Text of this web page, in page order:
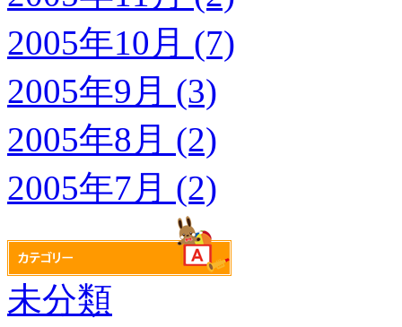
2005年10月 (7)
2005年9月 (3)
2005年8月 (2)
2005年7月 (2)
未分類